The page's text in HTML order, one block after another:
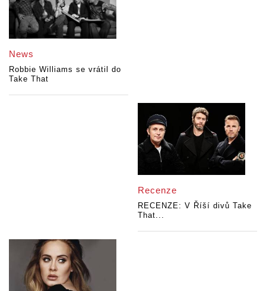
News
Robbie Williams se vrátil do
Take That
Recenze
RECENZE: V Říší divů Take
That...